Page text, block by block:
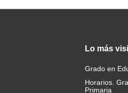
Lo más
Grado en
Horarios.
Primaria